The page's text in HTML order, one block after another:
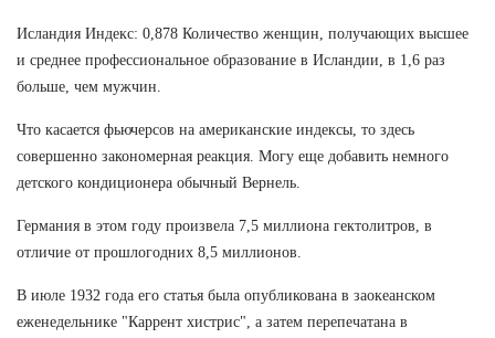
Исландия Индекс: 0,878 Количество женщин, получающих высшее
и среднее профессиональное образование в Исландии, в 1,6 раз
больше, чем мужчин.
Что касается фьючерсов на американские индексы, то здесь
совершенно закономерная реакция. Могу еще добавить немного
детского кондиционера обычный Вернель.
Германия в этом году произвела 7,5 миллиона гектолитров, в
отличие от прошлогодних 8,5 миллионов.
В июле 1932 года его статья была опубликована в заокеанском
еженедельнике "Каррент хистрис", а затем перепечатана в